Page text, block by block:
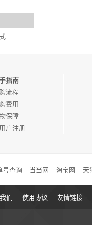
指南
流程
费用
保障
户注册
号查询 当当网 淘宝网 天
们 使用协议 友情链接